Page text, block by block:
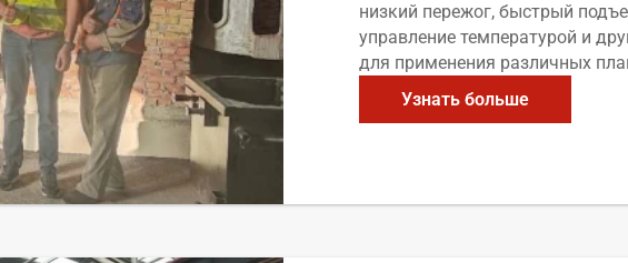
низкий пережог, быстрый
управление температурой и
для применения различных
Узнать больше